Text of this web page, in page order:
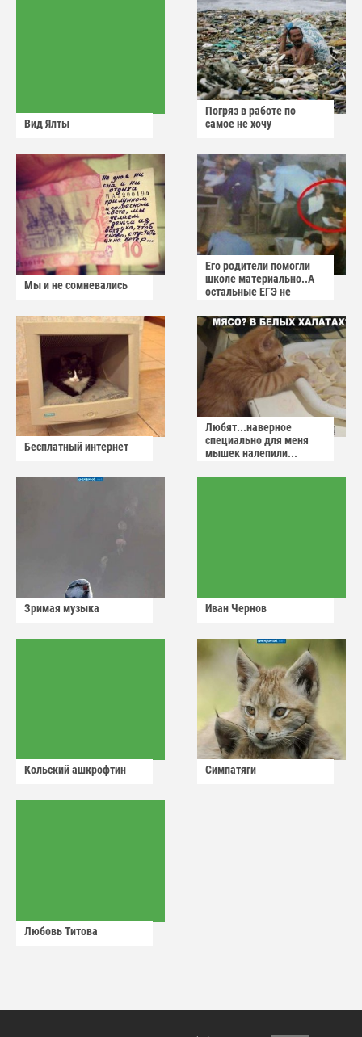
Вид Ялты
Погряз в работе по
самое не хочу
Мы и не сомневались
Его родители помогли
школе материально..А
остальные ЕГЭ не
Бесплатный интернет
Любят...наверное
специально для меня
мышек налепили...
Зримая музыка Иван Чернов
Кольский ашкрофтин Симпатяги
Любовь Титова